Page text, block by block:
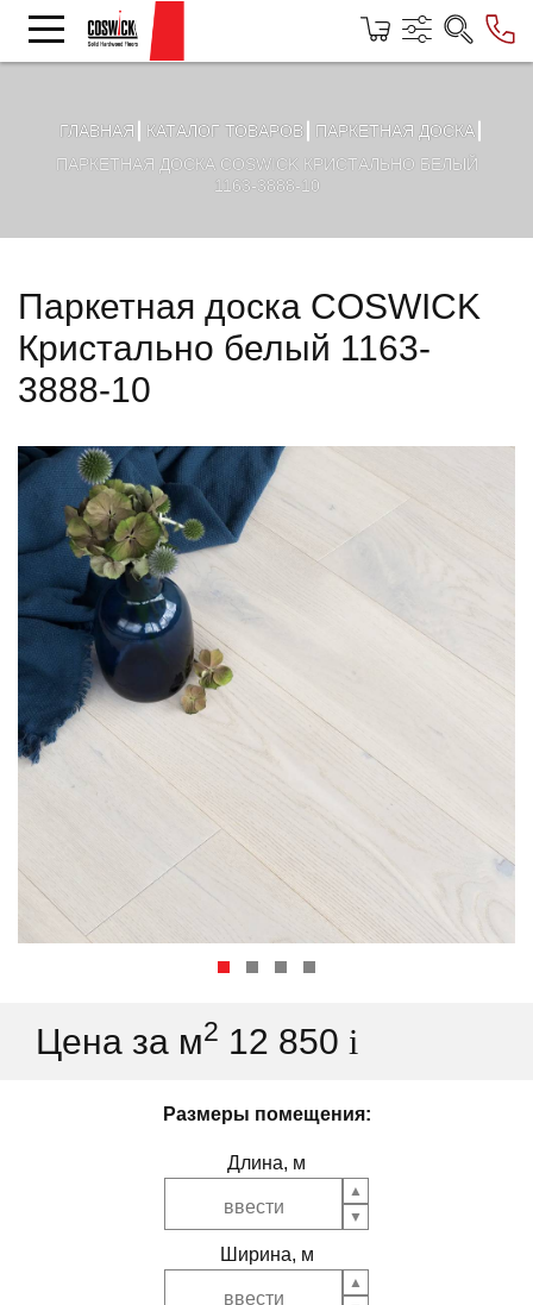
ГЛАВНАЯ КАТАЛОГ ТОВАРОВ
ПАРКЕТНАЯ ДОСКА
ПАРКЕТНАЯ ДОСКА COSWICK КРИСТАЛЬНО БЕЛЫЙ
1163-3888-10
Паркетная доска COSWICK
Кристально белый 1163-
3888-10
Цена за м2 12 850 i
Размеры помещения:
Длина, м
Ширина, м